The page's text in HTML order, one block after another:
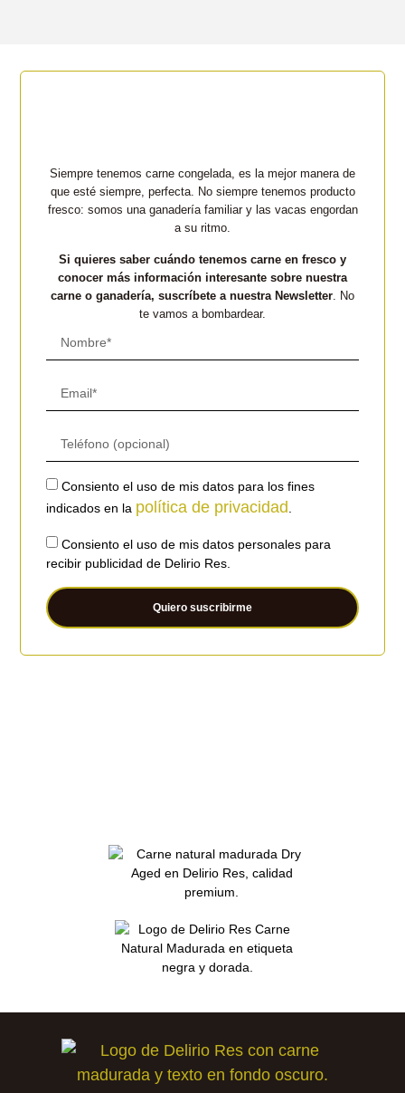
Siempre tenemos carne congelada, es la mejor manera de
que esté siempre, perfecta. No siempre tenemos producto
fresco: somos una ganadería familiar y las vacas engordan
a su ritmo.
Si quieres saber cuándo tenemos carne en fresco y
conocer más información interesante sobre nuestra
carne o ganadería, suscríbete a nuestra Newsletter . No
te vamos a bombardear.
Consiento el uso de mis datos para los fines
indicados en la política de privacidad
Consiento el uso de mis datos personales para
recibir publicidad de Delirio Res.
Quiero suscribirme